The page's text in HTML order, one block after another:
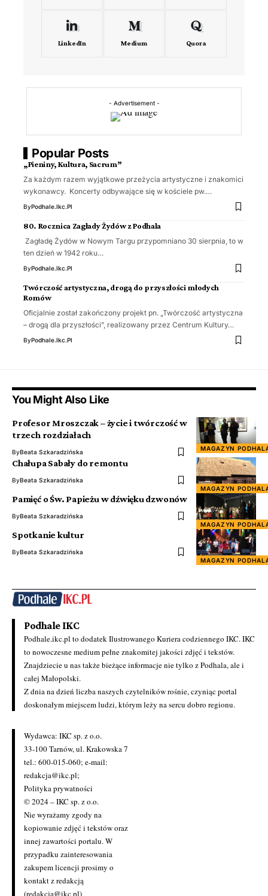
LinkedIn Medium Quora
- Advertisement -
Popular Posts
„Pieniny, Kultura, Sacrum”
Za każdym razem wyjątkowe przeżycia artystyczne i znakomici
wykonawcy. Koncerty odbywające się w kościele pw.…
ByPodhale.ikc.pl
80. Rocznica Zagłady Żydów z Podhala
Zagładę Żydów w Nowym Targu przypomniano 30 sierpnia, to w
ten dzień w 1942 roku…
ByPodhale.ikc.pl
Twórczość artystyczna, drogą do przyszłości młodych
Romów
Oficjalnie został zakończony projekt pn. „Twórczość artystyczna
– drogą dla przyszłości”, realizowany przez Centrum Kultury…
ByPodhale.ikc.pl
You Might Also Like
MAGAZYN
Profesor Mroszczak – życie i twórczość w
trzech rozdziałach
ByBeata Szkaradzińska
MAGAZYN
Chałupa Sabały do remontu
ByBeata Szkaradzińska
MAGAZYN
Pamięć o Św. Papieżu w dźwięku dzwonów
ByBeata Szkaradzińska
MAGAZYN
Spotkanie kultur
ByBeata Szkaradzińska
Podhale IKC
Podhale.ikc.pl to dodatek Ilustrowanego Kuriera codziennego IKC. IKC
to nowoczesne medium pełne znakomitej jakości zdjęć i tekstów.
Znajdziecie u nas także bieżące informacje nie tylko z Podhala, ale i
całej Małopolski.
Z dnia na dzień liczba naszych czytelników rośnie, czyniąc portal
doskonałym miejscem ludzi, którym leży na sercu dobro regionu.
Wydawca: IKC sp. z o.o.
33-100 Tarnów, ul. Krakowska 7
tel.: 600-015-060; e-mail:
redakcja@ikc.pl;
Polityka prywatności
© 2024 – IKC sp. z o.o.
Nie wyrażamy zgody na
kopiowanie zdjęć i tekstów oraz
innej zawartości portalu. W
przypadku zainteresowania
zakupem licencji prosimy o
kontakt z redakcją
(redakcja@ikc.pl)